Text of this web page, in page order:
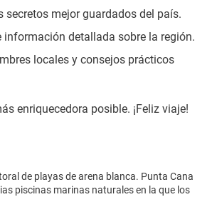
mejor guardados del país.
detallada sobre la región.
locales y consejos prácticos
enriquecedora posible. ¡Feliz viaje!
de playas de arena blanca. Punta Cana
piscinas marinas naturales en la que los